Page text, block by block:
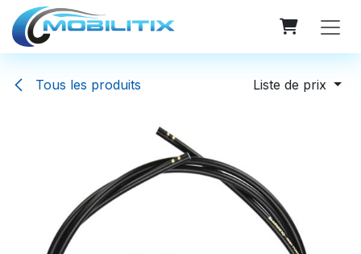
Se rendre au contenu
Tous les produits Liste de prix